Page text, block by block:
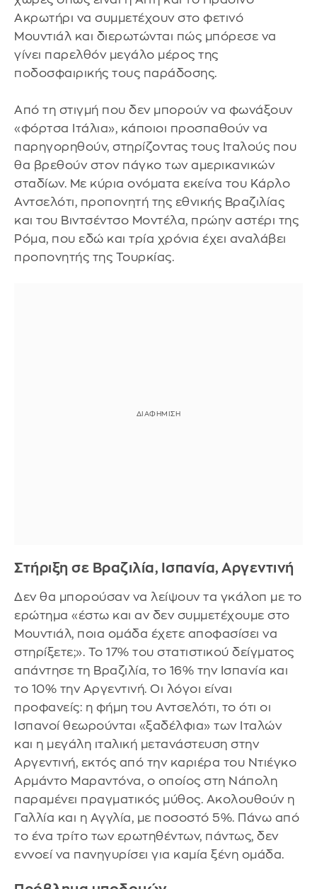
Ακρωτήρι να συμμετέχουν στο φετινό
Μουντιάλ και διερωτώνται πώς μπόρεσε να
γίνει παρελθόν μεγάλο μέρος της
ποδοσφαιρικής τους παράδοσης.
Από τη στιγμή που δεν μπορούν να φωνάξουν
«φόρτσα Ιτάλια», κάποιοι προσπαθούν να
παρηγορηθούν, στηρίζοντας τους Ιταλούς που
θα βρεθούν στον πάγκο των αμερικανικών
σταδίων. Με κύρια ονόματα εκείνα του Κάρλο
Αντσελότι, προπονητή της εθνικής Βραζιλίας
και του Βιντσέντσο Μοντέλα, πρώην αστέρι της
Ρόμα, που εδώ και τρία χρόνια έχει αναλάβει
προπονητής της Τουρκίας.
Στήριξη σε Βραζιλία, Ισπανία, Αργεντινή
Δεν θα μπορούσαν να λείψουν τα γκάλοπ με το
ερώτημα «έστω και αν δεν συμμετέχουμε στο
Μουντιάλ, ποια ομάδα έχετε αποφασίσει να
στηρίξετε;». Το 17% του στατιστικού δείγματος
απάντησε τη Βραζιλία, το 16% την Ισπανία και
το 10% την Αργεντινή. Οι λόγοι είναι
προφανείς: η φήμη του Αντσελότι, το ότι οι
Ισπανοί θεωρούνται «ξαδέλφια» των Ιταλών
και η μεγάλη ιταλική μετανάστευση στην
Αργεντινή, εκτός από την καριέρα του Ντιέγκο
Αρμάντο Μαραντόνα, ο οποίος στη Νάπολη
παραμένει πραγματικός μύθος. Ακολουθούν η
Γαλλία και η Αγγλία, με ποσοστό 5%. Πάνω από
το ένα τρίτο των ερωτηθέντων, πάντως, δεν
εννοεί να πανηγυρίσει για καμία ξένη ομάδα.